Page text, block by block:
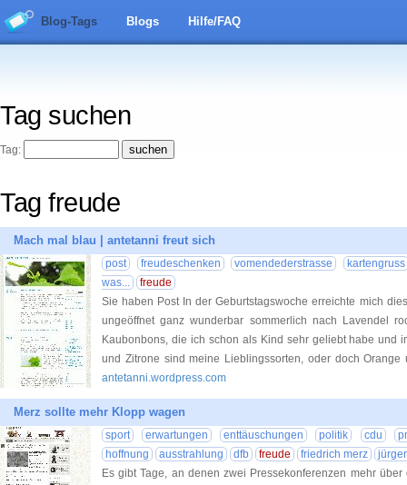
Blog-Tags Blogs Hilfe/FAQ
Tag suchen
Tag:
Tag freude
Mach mal blau | antetanni freut sich
post freudeschenken vomendederstrasse
kartengruss
was...
freude
Sie haben Post In der Geburtstagswoche erreichte mich
ungeöffnet ganz wunderbar sommerlich nach Lavendel
Kaubonbons, die ich schon als Kind sehr geliebt habe und
und Zitrone sind meine Lieblingssorten, oder doch
antetanni.wordpress.com
Merz sollte mehr Klopp wagen
sport erwartungen enttäuschungen politik cdu
hoffnung
ausstrahlung dfb freude friedrich merz
Es gibt Tage, an denen zwei Pressekonferenzen mehr